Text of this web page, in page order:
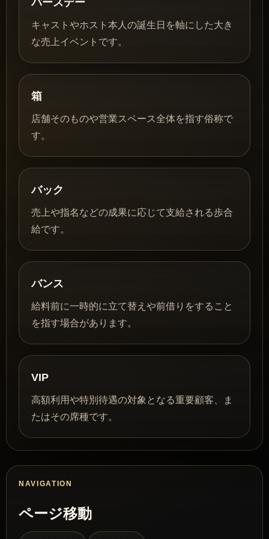
キャストやホスト本人の誕生日を軸にした大き
な売上イベントです。
箱
店舗そのものや営業スペース全体を指す俗称で
す。
バック
売上や指名などの成果に応じて支給される歩合
給です。
バンス
給料前に一時的に立て替えや前借りをすること
を指す場合があります。
VIP
高額利用や特別待遇の対象となる重要顧客、ま
たはその席種です。
NAVIGATION
ページ移動